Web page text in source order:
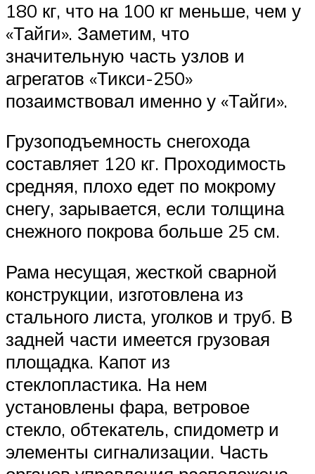
180 кг, что на 100 кг меньше, чем у
«Тайги». Заметим, что
значительную часть узлов и
агрегатов «Тикси-250»
позаимствовал именно у «Тайги».
Грузоподъемность снегохода
составляет 120 кг. Проходимость
средняя, плохо едет по мокрому
снегу, зарывается, если толщина
снежного покрова больше 25 см.
Рама несущая, жесткой сварной
конструкции, изготовлена из
стального листа, уголков и труб. В
задней части имеется грузовая
площадка. Капот из
стеклопластика. На нем
установлены фара, ветровое
стекло, обтекатель, спидометр и
элементы сигнализации. Часть